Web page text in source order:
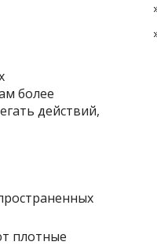
более
действий,
плотные